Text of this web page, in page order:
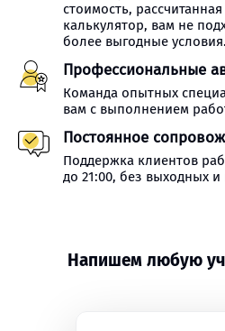
стоимость,
калькулятор, вам не
более выгодные условия.
Профессиональные
Команда опытных
вам с выполнением
Постоянное
Поддержка клиентов
до 21:00, без выходных
Напишем любую